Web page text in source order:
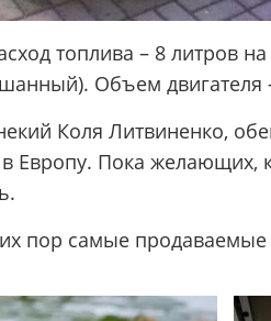
топлива – 8 литров
Объем двигателя
Коля Литвиненко,
Европу. Пока желающих,
пор самые